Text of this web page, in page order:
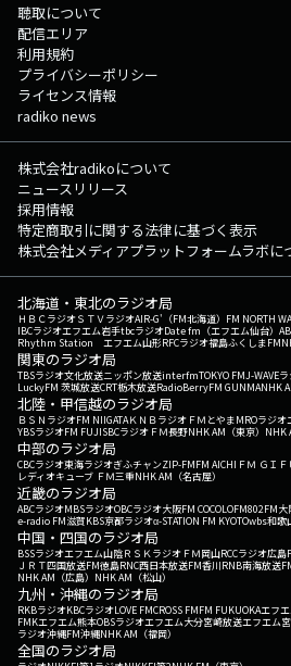
聴取について
配信エリア
利用規約
プライバシーポリシー
ライセンス情報
radiko news
株式会社radikoについて
ニュースリリース
採用情報
特定商取引に関する法律に基づく表示
株式会社メディアプラットフォームラボに
北海道・東北のラジオ局
ＨＢＣラジオＳＴＶラジオAIR-G'（FM北海道） FM NORTH
IBCラジオエフエム岩手tbcラジオDate fm（エフエム仙台）
Rhythm Station エフエム山形RFCラジオ福島ふくしまFM
関東のラジオ局
TBSラジオ文化放送ニッポン放送interfmTOKYO FMJ-WAVE
LuckyFM 茨城放送CRT栃木放送RadioBerryFM GUNMANHK
北陸・甲信越のラジオ局
ＢＳＮラジオFM NIIGATAＫＮＢラジオ ＦＭとやまMROラジオ
YBSラジオFM FUJISBCラジオ ＦＭ長野NHK AM（東京） NHK
中部のラジオ局
CBCラジオ東海ラジオぎふチャンZIP-FMFM AICHI ＦＭ ＧＩＦ
レディオキューブ ＦＭ三重NHK AM（名古屋）
近畿のラジオ局
ABCラジオMBSラジオOBCラジオ大阪FM COCOLOFM802FM大
e-radio FM滋賀KBS京都ラジオα-STATION FM KYOTOwbs和歌
中国・四国のラジオ局
BSSラジオエフエム山陰ＲＳＫラジオ ＦＭ岡山RCCラジオ広島
ＪＲＴ四国放送FM徳島RNC西日本放送FM香川RNB南海放送
NHK AM（広島） NHK AM（松山）
九州・沖縄のラジオ局
RKBラジオKBCラジオLOVE FMCROSS FMFM FUKUOKAエフ
FMKエフエム熊本OBSラジオエフエム大分宮崎放送エフエム
ラジオ沖縄FM沖縄NHK AM（福岡）
全国のラジオ局